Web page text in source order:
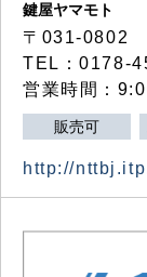
鍵屋ヤマモト
〒031-0802
TEL：0178-
営業時間：
販売可
http://